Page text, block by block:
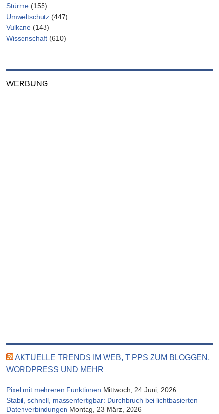
Stürme (155)
Umweltschutz (447)
Vulkane (148)
Wissenschaft (610)
WERBUNG
AKTUELLE TRENDS IM WEB, TIPPS ZUM BLOGGEN,
WORDPRESS UND MEHR
Pixel mit mehreren Funktionen Mittwoch, 24 Juni, 2026
Stabil, schnell, massenfertigbar: Durchbruch bei lichtbasierten
Datenverbindungen Montag, 23 März, 2026